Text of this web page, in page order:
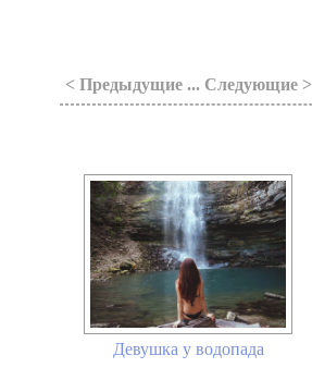
< Предыдущие ... Следующие >
Девушка у водопада